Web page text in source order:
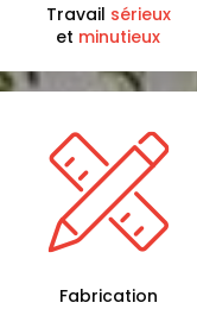
Travail sérieux
et minutieux
Fabrication